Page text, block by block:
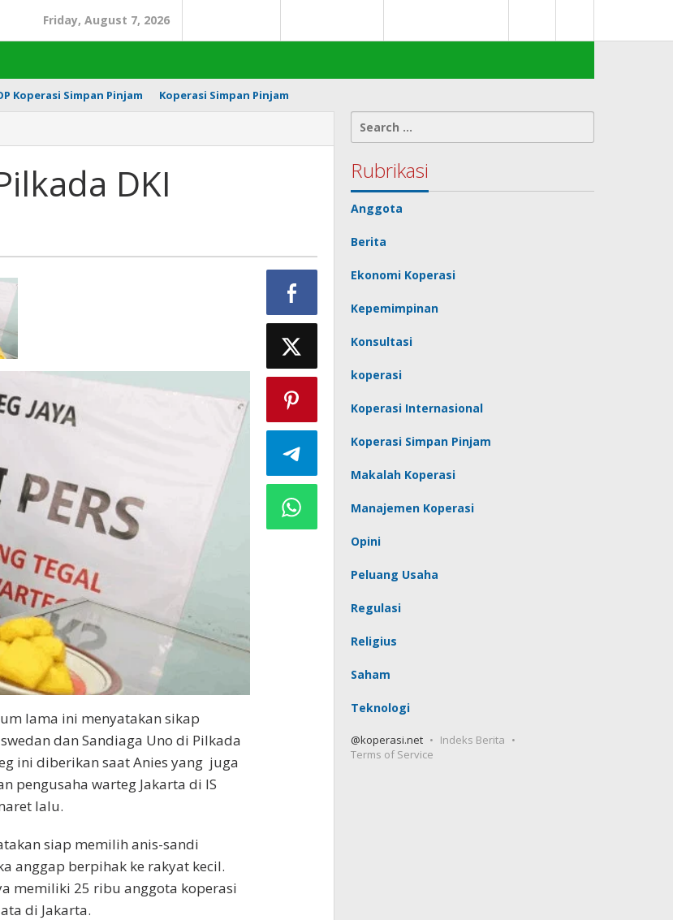
Friday, August 7, 2026
Koperasi Simpan Pinjam Koperasi Simpan Pinjam
DKI
lama ini menyatakan sikap
dan Sandiaga Uno di Pilkada
ini diberikan saat Anies yang juga
pengusaha warteg Jakarta di IS
lalu.
siap memilih anis-sandi
anggap berpihak ke rakyat kecil.
memiliki 25 ribu anggota koperasi
di Jakarta.
for:
Rubrikasi
Anggota
Berita
Ekonomi Koperasi
Kepemimpinan
Konsultasi
koperasi
Koperasi Internasional
Koperasi Simpan Pinjam
Makalah Koperasi
Manajemen Koperasi
Opini
Peluang Usaha
Regulasi
Religius
Saham
Teknologi
@koperasi.net
Indeks Berita
Terms of Service